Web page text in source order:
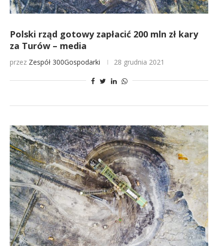
Polski rząd gotowy zapłacić 200 mln zł kary
za Turów – media
przez Zespół 300Gospodarki 28 grudnia 2021